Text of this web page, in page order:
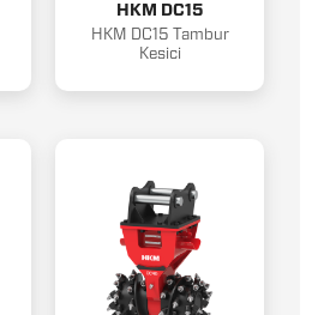
HKM DC15
HKM DC15 Tambur
Kesici